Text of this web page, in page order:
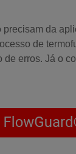
da
de
erros. Já o